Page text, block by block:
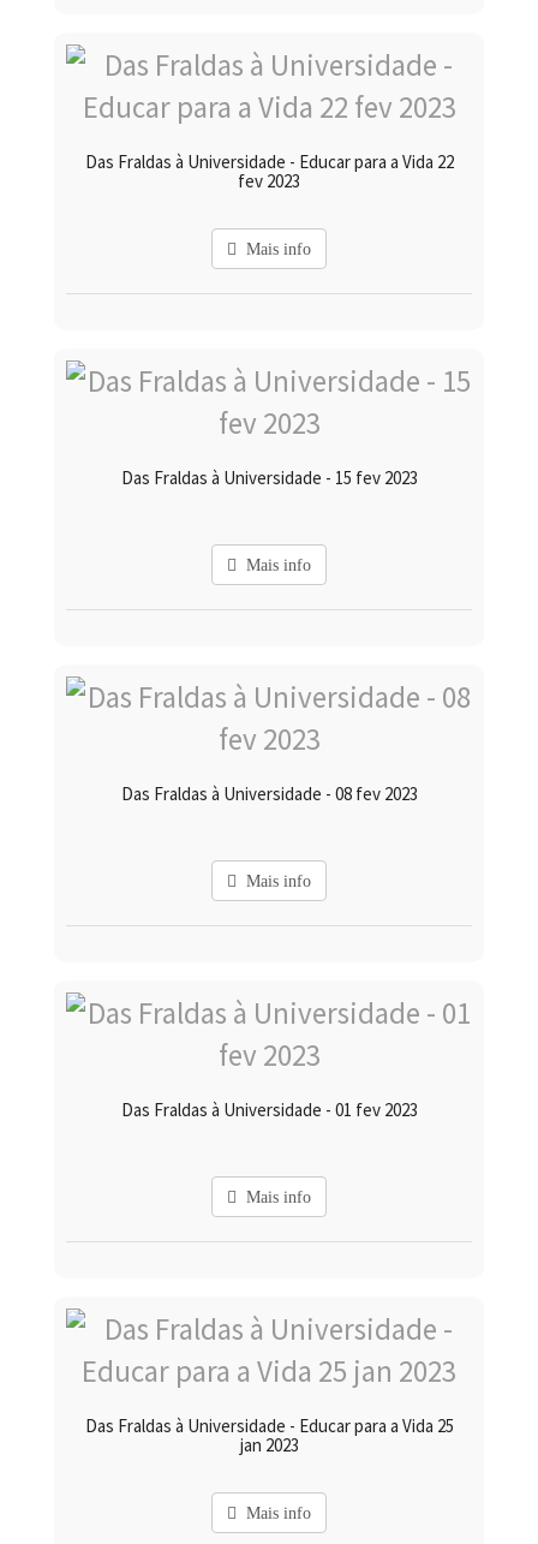
Das Fraldas à Universidade - Educar para a Vida 22
fev 2023
Mais info
Das Fraldas à Universidade - 15 fev 2023
Mais info
Das Fraldas à Universidade - 08 fev 2023
Mais info
Das Fraldas à Universidade - 01 fev 2023
Mais info
Das Fraldas à Universidade - Educar para a Vida 25
jan 2023
Mais info